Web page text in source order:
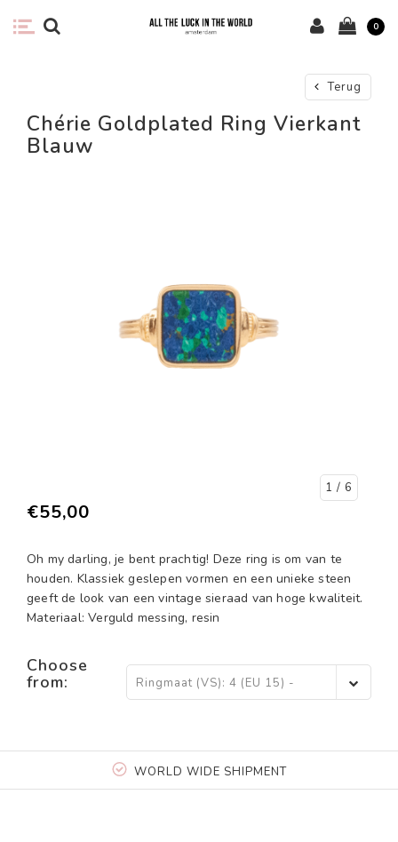
0
Terug
Chérie Goldplated Ring Vierkant
Blauw
1 / 6
€55,00
Oh my darling, je bent prachtig! Deze ring is om van te
houden. Klassiek geslepen vormen en een unieke steen
geeft de look van een vintage sieraad van hoge kwaliteit.
Materiaal: Verguld messing, resin
Choose
from: Ringmaat (VS): 4 (EU 15) -
WORLD WIDE SHIPMENT